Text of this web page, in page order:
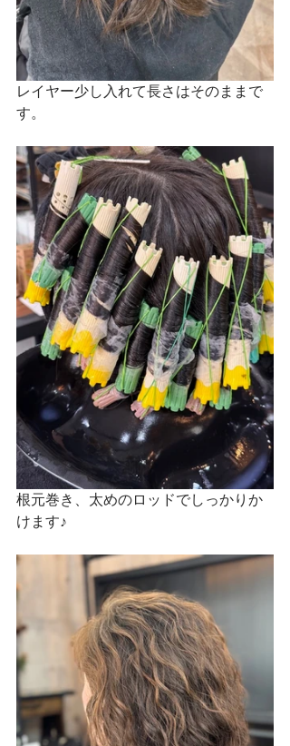
レイヤー少し入れて長さはそのままで
す。
根元巻き、太めのロッドでしっかりか
けます♪